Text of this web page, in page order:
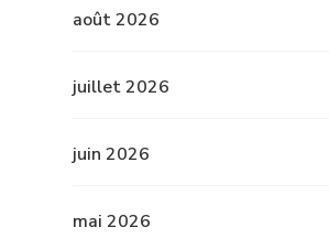
août 2026
juillet 2026
juin 2026
mai 2026